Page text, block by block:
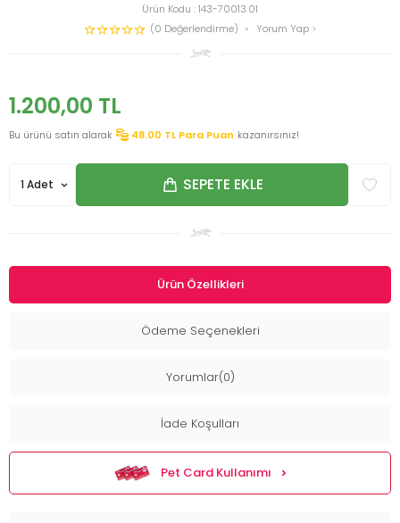
Ürün Kodu :143-70013.01
(0 Değerlendirme)
Yorum Yap
1.200,00 TL
Bu ürünü satın alarak 48.00 TL Para Puan kazanırsınız!
SEPETE EKLE
Ürün Özellikleri
Ödeme Seçenekleri
Yorumlar(0)
İade Koşulları
Pet Card Kullanımı